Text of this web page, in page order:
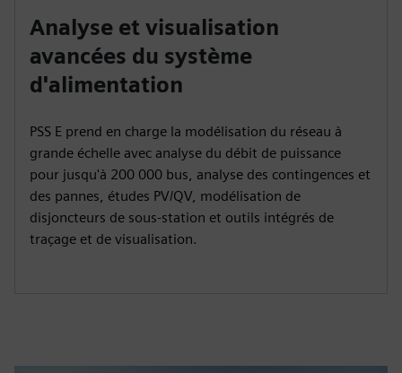
Analyse et visualisation
avancées du système
d'alimentation
PSS E prend en charge la modélisation du réseau à
grande échelle avec analyse du débit de puissance
pour jusqu'à 200 000 bus, analyse des contingences et
des pannes, études PV/QV, modélisation de
disjoncteurs de sous-station et outils intégrés de
traçage et de visualisation.